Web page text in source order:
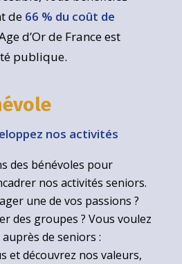
de 66 % du coût de
d’Or de France est
publique.
nos activités
des bénévoles pour
nos activités seniors.
une de vos passions ?
des groupes ? Vous voulez
de seniors :
et découvrez nos valeurs,